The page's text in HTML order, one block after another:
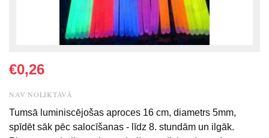
€0,26
NAV NOLIKTAVĀ
Tumsā luminiscējošas aproces 16 cm, diametrs 5mm,
spīdēt sāk pēc salocīšanas - līdz 8. stundām un ilgāk.